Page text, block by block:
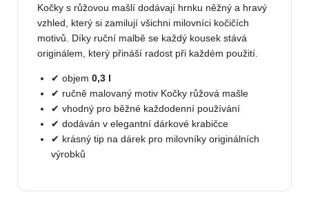
Kočky s růžovou mašlí dodávají hrnku něžný a hravý
vzhled, který si zamilují všichni milovníci kočičích
motivů. Díky ruční malbě se každý kousek stává
originálem, který přináší radost při každém použití.
✔ objem 0,3 l
✔ ručně malovaný motiv Kočky růžová mašle
✔ vhodný pro běžné každodenní používání
✔ dodáván v elegantní dárkové krabičce
✔ krásný tip na dárek pro milovníky originálních
výrobků